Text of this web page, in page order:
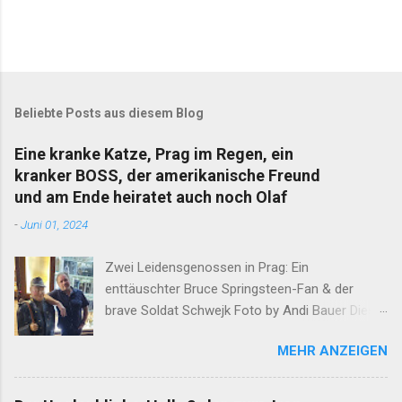
Beliebte Posts aus diesem Blog
Eine kranke Katze, Prag im Regen, ein
kranker BOSS, der amerikanische Freund
und am Ende heiratet auch noch Olaf
-Juni 01, 2024
Zwei Leidensgenossen in Prag: Ein
enttäuschter Bruce Springsteen-Fan & der
brave Soldat Schwejk Foto by Andi Bauer Dieser
lange abgeschlossen. Unfassbare Ereignisse
innerhalb einer Woche verlangen jedoch eine
neuerliche Öffnung. Ergänzend darf erwähnt
MEHR ANZEIGEN